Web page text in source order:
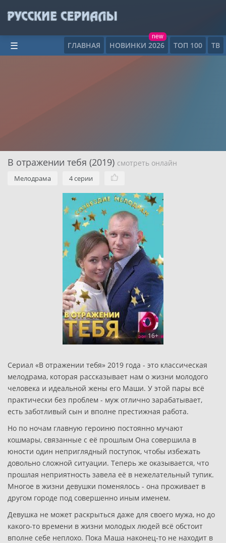
ГЛАВНАЯ НОВИНКИ 2026
new
ТОП 100 ТВ
☰
В отражении тебя (2019) смотреть онлайн
Мелодрама 4 серии
16+
Сериал «В отражении тебя» 2019 года - это классическая
мелодрама, которая рассказывает нам о жизни молодого
человека и идеальной жены его Маши. У этой пары всё
практически без проблем - муж отлично зарабатывает,
есть заботливый сын и вполне престижная работа.
Но по ночам главную героиню постоянно мучают
кошмары, связанные с её прошлым Она совершила в
юности один неприглядный поступок, чтобы избежать
довольно сложной ситуации. Теперь же оказывается, что
прошлая неприятность завела её в нежелательный тупик.
Многое в жизни девушки поменялось - она проживает в
другом городе под совершенно иным именем.
Девушка не может раскрыться даже для своего мужа, но до
какого-то времени в жизни молодых людей всё обстоит
вполне себе неплохо. Пока Маша наконец-то не находит в